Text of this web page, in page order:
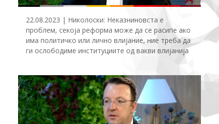
22.08.2023 | Николоски: Неказниновста е
проблем, секоја реформа може да се расипе ако
има политичко или лично влијание, ние треба да
ги ослободиме институциите од вакви влијанија